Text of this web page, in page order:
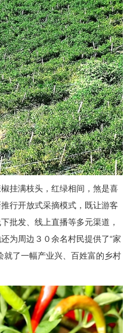
挂满枝头，红绿相间，煞是喜
行开放式采摘模式，既让游客
批发、线上直播等多元渠道，
为周边３０余名村民提供了“家
就了一幅产业兴、百姓富的乡村